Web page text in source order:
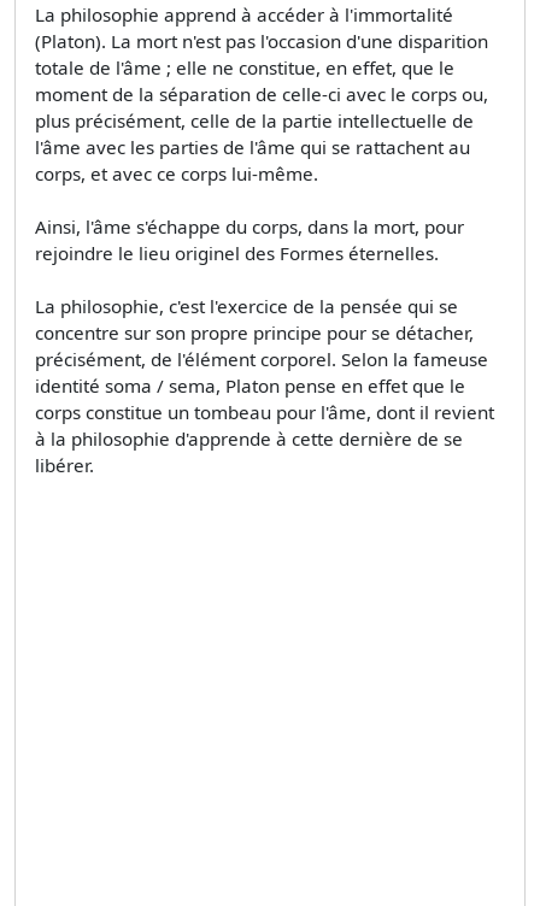
La philosophie apprend à accéder à l'immortalité
(Platon). La mort n'est pas l'occasion d'une disparition
totale de l'âme ; elle ne constitue, en effet, que le
moment de la séparation de celle-ci avec le corps ou,
plus précisément, celle de la partie intellectuelle de
l'âme avec les parties de l'âme qui se rattachent au
corps, et avec ce corps lui-même.
Ainsi, l'âme s'échappe du corps, dans la mort, pour
rejoindre le lieu originel des Formes éternelles.
La philosophie, c'est l'exercice de la pensée qui se
concentre sur son propre principe pour se détacher,
précisément, de l'élément corporel. Selon la fameuse
identité soma / sema, Platon pense en effet que le
corps constitue un tombeau pour l'âme, dont il revient
à la philosophie d'apprende à cette dernière de se
libérer.